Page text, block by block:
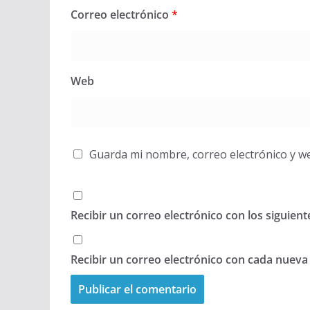
Correo electrónico *
Web
Guarda mi nombre, correo electrónico y
Recibir un correo electrónico con los
Recibir un correo electrónico con cada